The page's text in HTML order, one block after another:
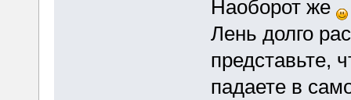
Наоборот же
Лень долго
представьте,
падаете в